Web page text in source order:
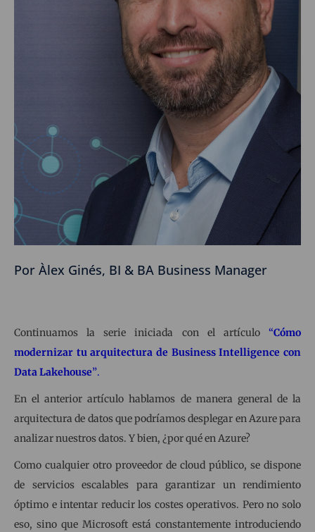
Por Àlex Ginés, BI & BA Business Manager
Continuamos la serie iniciada con el artículo “Cómo
modernizar tu arquitectura de Business Intelligence con
Data Lakehouse”.
En el anterior artículo hablamos de manera general de la
arquitectura de datos que podríamos desplegar en Azure para
analizar nuestros datos. Y bien, ¿por qué en Azure?
Como cualquier otro proveedor de cloud público, se dispone
de servicios escalables para garantizar un rendimiento
óptimo e intentar reducir los costes operativos. Pero no solo
eso, sino que Microsoft está constantemente introduciendo